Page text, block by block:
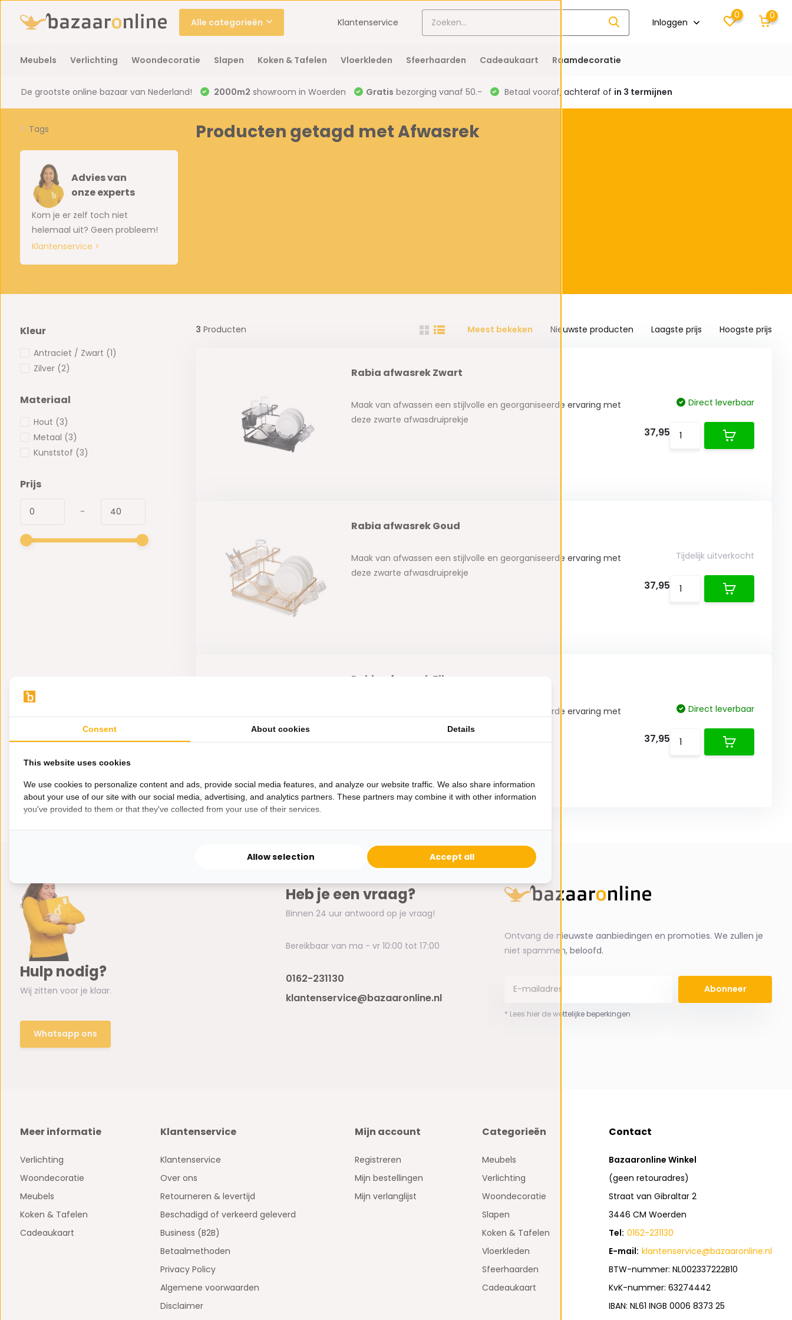
Alle categorieën Klantenservice Inloggen
0 0
Meubels Verlichting Woondecoratie Slapen Koken & Tafelen Vloerkleden Sfeerhaarden Cadeaukaart Raamdecoratie
De grootste online bazaar van Nederland! 2000m2 showroom in Woerden Gratis bezorging vanaf 50.- Betaal vooraf, achteraf of in 3 termijnen
Tags
Advies van
onze experts
Kom je er zelf toch niet
helemaal uit? Geen probleem!
Klantenservice >
Producten getagd met Afwasrek
Kleur
Antraciet / Zwart (1)
Zilver (2)
Materiaal
Hout (3)
Metaal (3)
Kunststof (3)
Prijs
-
3 Producten Meest bekeken Nieuwste producten Laagste prijs Hoogste prijs
Rabia afwasrek Zwart
Maak van afwassen een stijlvolle en georganiseerde ervaring met
deze zwarte afwasdruiprekje
Direct leverbaar
37,95
Rabia afwasrek Goud
Maak van afwassen een stijlvolle en georganiseerde ervaring met
deze zwarte afwasdruiprekje
Tijdelijk uitverkocht
37,95
Rabia afwasrek Zilver
Maak van afwassen een stijlvolle en georganiseerde ervaring met
deze zwarte afwasdruiprekje
Direct leverbaar
37,95
Hulp nodig?
Wij zitten voor je klaar.
Whatsapp ons
Heb je een vraag?
Binnen 24 uur antwoord op je vraag!
Bereikbaar van ma - vr 10:00 tot 17:00
0162-231130
klantenservice@bazaaronline.nl
Ontvang de nieuwste aanbiedingen en promoties. We zullen je
niet spammen, beloofd.
Abonneer
* Lees hier de wettelijke beperkingen
Meer informatie
Verlichting
Woondecoratie
Meubels
Koken & Tafelen
Cadeaukaart
Klantenservice
Klantenservice
Over ons
Retourneren & levertijd
Beschadigd of verkeerd geleverd
Business (B2B)
Betaalmethoden
Privacy Policy
Algemene voorwaarden
Disclaimer
Mijn account
Registreren
Mijn bestellingen
Mijn verlanglijst
Categorieën
Meubels
Verlichting
Woondecoratie
Slapen
Koken & Tafelen
Vloerkleden
Sfeerhaarden
Cadeaukaart
Contact
Bazaaronline Winkel
(geen retouradres)
Straat van Gibraltar 2
3446 CM Woerden
Tel: 0162-231130
E-mail: klantenservice@bazaaronline.nl
BTW-nummer: NL002337222B10
KvK-nummer: 63274442
IBAN: NL61 INGB 0006 8373 25
Consent About cookies Details
This website uses cookies
We use cookies to personalize content and ads, provide social media features, and analyze our website traffic. We also share information
about your use of our site with our social media, advertising, and analytics partners. These partners may combine it with other information
you've provided to them or that they've collected from your use of their services.
Allow selection Accept all